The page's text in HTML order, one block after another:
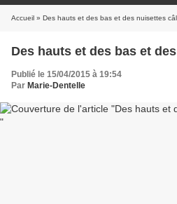
Accueil » Des hauts et des bas et des nuisettes
Des hauts et des bas et
Publié le 15/04/2015 à 19:54
Par Marie-Dentelle